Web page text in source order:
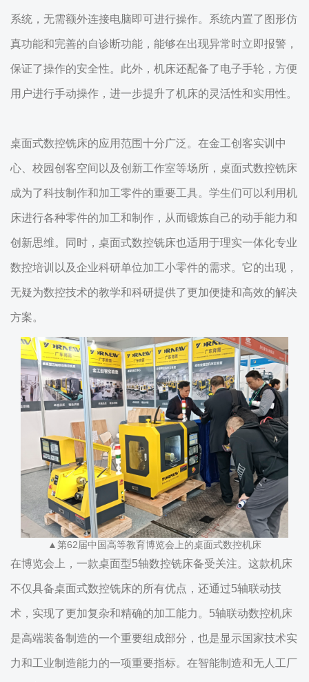
系统，无需额外连接电脑即可进行操作。系统内置了图形仿
真功能和完善的自诊断功能，能够在出现异常时立即报警，
保证了操作的安全性。此外，机床还配备了电子手轮，方便
用户进行手动操作，进一步提升了机床的灵活性和实用性。
桌面式数控铣床的应用范围十分广泛。在金工创客实训中
心、校园创客空间以及创新工作室等场所，桌面式数控铣床
成为了科技制作和加工零件的重要工具。学生们可以利用机
床进行各种零件的加工和制作，从而锻炼自己的动手能力和
创新思维。同时，桌面式数控铣床也适用于理实一体化专业
数控培训以及企业科研单位加工小零件的需求。它的出现，
无疑为数控技术的教学和科研提供了更加便捷和高效的解决
方案。
▲第62届中国高等教育博览会上的桌面式数控机床
在博览会上，一款桌面型5轴数控铣床备受关注。这款机床
不仅具备桌面式数控铣床的所有优点，还通过5轴联动技
术，实现了更加复杂和精确的加工能力。5轴联动数控机床
是高端装备制造的一个重要组成部分，也是显示国家技术实
力和工业制造能力的一项重要指标。在智能制造和无人工厂